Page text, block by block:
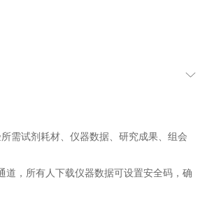
需试剂耗材、仪器数据、研究成果、组会
，所有人下载仪器数据可设置安全码，确